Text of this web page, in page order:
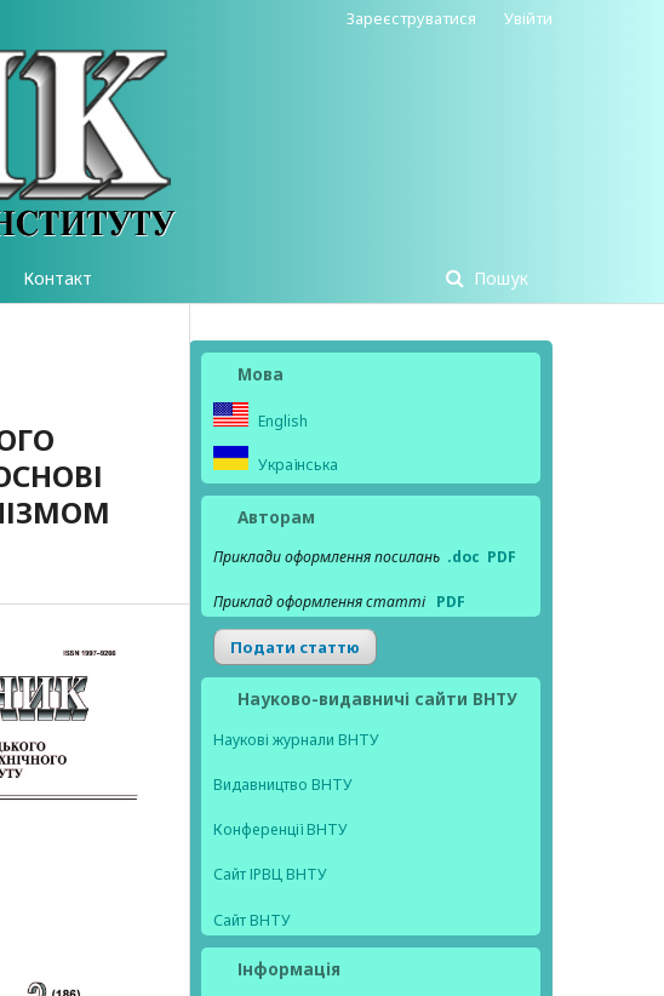
Контакт Пошук
Зареєструватися Увійти
Мова
English
Українська
Авторам
Приклади оформлення посилань .doc PDF
Приклад оформлення статті PDF
Подати статтю
Науково-видавничі сайти ВНТУ
Наукові журнали ВНТУ
Видавництво ВНТУ
Конференції ВНТУ
Сайт ІРВЦ ВНТУ
Сайт ВНТУ
Інформація